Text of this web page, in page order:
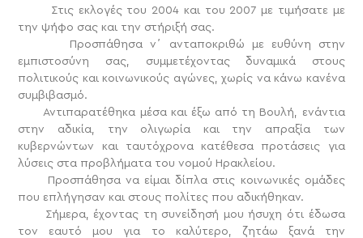
Στις εκλογές του 2004 και του 2007 με τιμήσατε με
την ψήφο σας και την στήριξή σας.
Προσπάθησα ν΄ ανταποκριθώ με ευθύνη στην
εμπιστοσύνη σας, συμμετέχοντας δυναμικά στους
πολιτικούς και κοινωνικούς αγώνες, χωρίς να κάνω κανένα
συμβιβασμό.
Αντιπαρατέθηκα μέσα και έξω από τη Βουλή, ενάντια
στην αδικία, την ολιγωρία και την απραξία των
κυβερνώντων και ταυτόχρονα κατέθεσα προτάσεις για
λύσεις στα προβλήματα του νομού Ηρακλείου.
Προσπάθησα να είμαι δίπλα στις κοινωνικές ομάδες
που επλήγησαν και στους πολίτες που αδικήθηκαν.
Σήμερα, έχοντας τη συνείδησή μου ήσυχη ότι έδωσα
τον εαυτό μου για το καλύτερο, ζητάω ξανά την